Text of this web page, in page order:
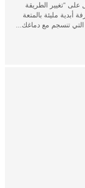
على “تغيير الطريقة
أبدية مليئة بالمتعة
التي تنسجم مع دماغك...